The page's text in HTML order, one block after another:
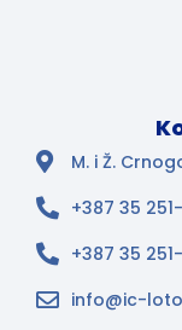
M. i Ž.
+387 35
+387 35
info@ic-